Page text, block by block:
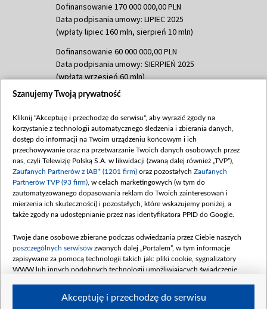
Dofinansowanie 170 000 000,00 PLN
Data podpisania umowy: LIPIEC 2025
(wpłaty lipiec 160 mln, sierpień 10 mln)
Dofinansowanie 60 000 000,00 PLN
Data podpisania umowy: SIERPIEŃ 2025
(wpłata wrzesień 60 mln)
Dofinansowanie 635 783 051,21 PLN
(wpłata wrzesień 100 mln, październik 350
mln, listopad 265 mln)
Dofinansowanie 48 862 000,00 PLN
Data podpisania umowy: GRUDZIEŃ 2025
(wpłata grudzień 60,548 mln)
Dofinansowanie 900 000 000,00 PLN
Data podpisania umowy: LUTY 2026 (wpłata
kwiecień 180 mln, 7 maja 180 mln, 8
czerwca 90 mln)
Dofinansowanie 250 000 000,00 PLN
4 sierpnia 250 mln
Szanujemy Twoją prywatność
Kliknij "Akceptuję i przechodzę do serwisu", aby wyrazić zgody na
korzystanie z technologii automatycznego śledzenia i zbierania danych,
dostęp do informacji na Twoim urządzeniu końcowym i ich
przechowywanie oraz na przetwarzanie Twoich danych osobowych przez
nas, czyli Telewizję Polską S.A. w likwidacji (zwaną dalej również „TVP”),
Zaufanych Partnerów z IAB* (1201 firm) oraz pozostałych Zaufanych
Partnerów TVP (93 firm) , w celach marketingowych (w tym do
zautomatyzowanego dopasowania reklam do Twoich zainteresowań i
mierzenia ich skuteczności) i pozostałych, które wskazujemy poniżej, a
także zgody na udostępnianie przez nas identyfikatora PPID do Google.
Twoje dane osobowe zbierane podczas odwiedzania przez Ciebie naszych
poszczególnych serwisów zwanych dalej „Portalem”, w tym informacje
zapisywane za pomocą technologii takich jak: pliki cookie, sygnalizatory
WWW lub innych podobnych technologii umożliwiających świadczenie
Akceptuję i przechodzę do serwisu